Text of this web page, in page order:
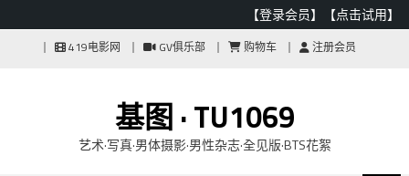
【登录会员】 【点击试用】
419电影网 GV俱乐部 购物车 注册会员
基图 · TU1069
艺术·写真·男体摄影·男性杂志·全见版·BTS花絮